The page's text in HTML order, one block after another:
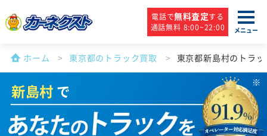
電話で無料査定する
通話無料 8:00~22:00
メニュー
ホーム 東京都のトラック買取 東京都新島村のトラ
新島村 で